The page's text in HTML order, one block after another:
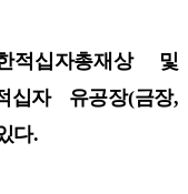
십자총재상 및
자 유공장(금장,
다.